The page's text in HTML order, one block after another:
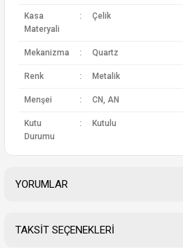
Kasa
Materyali
: Çelik
Mekanizma : Quartz
Renk : Metalik
Menşei : CN, AN
Kutu
Durumu
: Kutulu
YORUMLAR
TAKSİT SEÇENEKLERİ